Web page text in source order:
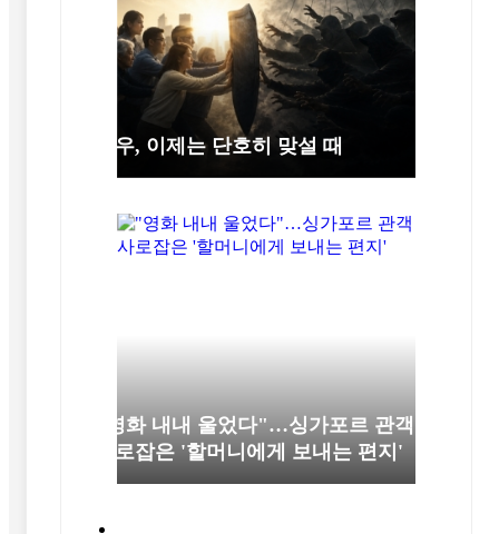
극우, 이제는 단호히 맞설 때
"영화 내내 울었다"…싱가포르 관객
사로잡은 '할머니에게 보내는 편지'